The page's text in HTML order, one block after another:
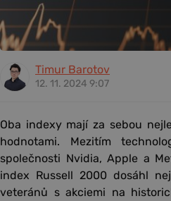
Timur Barotov
12. 11. 2024 9:07
Oba indexy mají za sebou
hodnotami. Mezitím
společnosti Nvidia, Apple a
index Russell 2000 dosáhl
veteránů s akciemi na